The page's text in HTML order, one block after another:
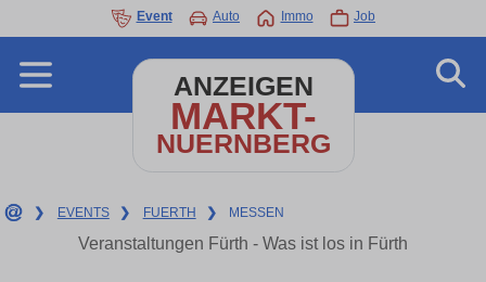
Event Auto Immo Job
ANZEIGEN
MARKT-
NUERNBERG
❯ EVENTS ❯ FUERTH ❯ MESSEN
Veranstaltungen Fürth - Was ist los in Fürth